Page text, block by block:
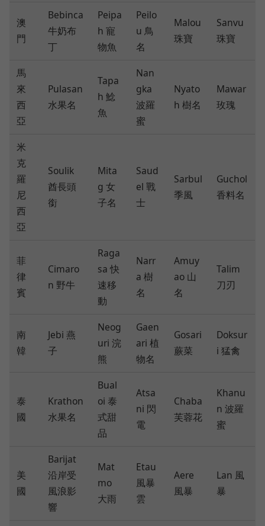
澳
門
Bebinca
牛奶布
丁
Peipa
h 寵
物魚
Peilo
u 鳥
名
Malou
珠寶
Sanvu
珠寶
馬
來
西
亞
Pulasan
水果名
Tapa
h 鯰
魚
Nan
gka
波羅
蜜
Nyato
h 樹名
Mawar
玫瑰
米
克
羅
尼
西
亞
Soulik
酋長頭
銜
Mita
g 女
子名
Saud
el 戰
士
Sarbul
季風
Guchol
香料名
菲
律
賓
Cimaro
n 野牛
Raga
sa 快
速移
動
Narr
a 樹
名
Amuy
ao 山
名
Talim
刀刃
南
韓
Jebi 燕
子
Neog
uri 浣
熊
Gaen
ari 植
物名
Gosari
蕨菜
Doksur
i 猛禽
泰
國
Krathon
水果名
Bual
oi 泰
式甜
品
Atsa
ni 閃
電
Chaba
芙蓉花
Khanu
n 波羅
蜜
美
國
Barijat
沿岸受
風浪影
響
Mat
mo
大雨
Etau
風暴
雲
Aere
風暴
Lan 風
暴